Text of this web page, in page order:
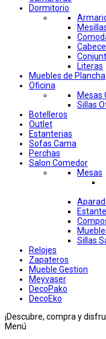
Dormitorio
Literas
Muebles de Plancha
Oficina
Mesas
Sillas
Botelleros
Outlet
Estanterias
Sofas Cama
Perchas
Salon Comedor
Mesas
Sillas
Relojes
Zapateros
Mueble Gestion
Meyvaser
DecoPako
DecoEko
¡Descubre, compra y
Menú